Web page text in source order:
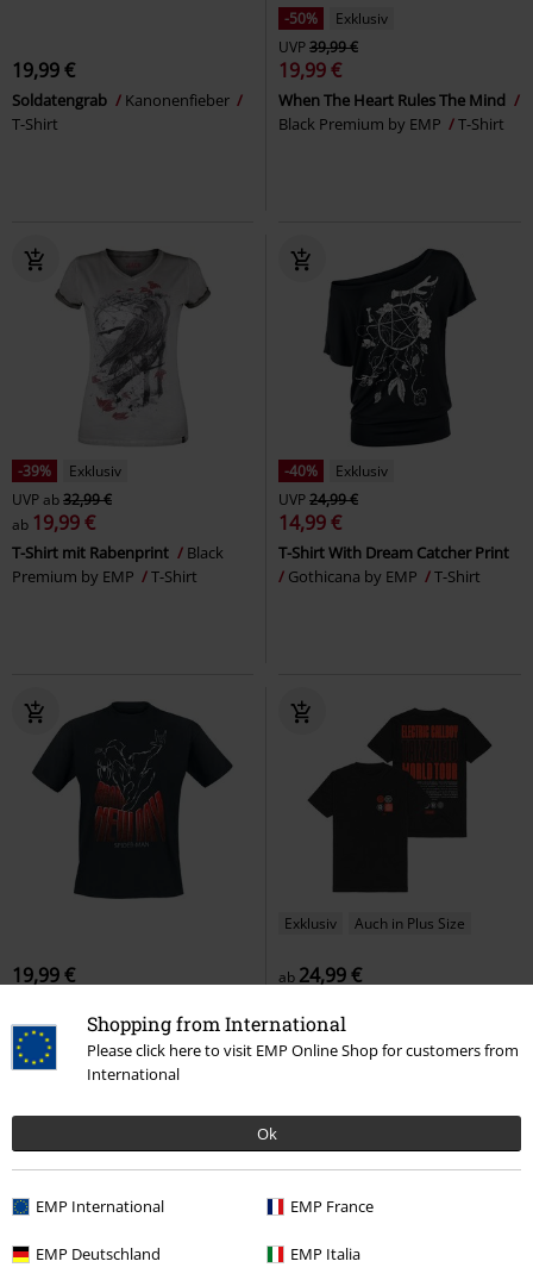
Shopping from International
Please click here to visit EMP Online Shop for customers from
International
Ok
EMP International EMP France
EMP Deutschland EMP Italia
19,99 €
Soldatengrab
Kanonenfieber
T-Shirt
-50%
Exklusiv
UVP39,99 €
19,99 €
When The Heart Rules The Mind
Black Premium by EMP
T-Shirt
-39%
Exklusiv
UVPab32,99 €
ab 19,99 €
T-Shirt mit Rabenprint
Black
Premium by EMP
T-Shirt
-40%
Exklusiv
UVP24,99 €
14,99 €
T-Shirt With Dream Catcher Print
Gothicana by EMP
T-Shirt
19,99 €
Spider-Man
T-Shirt
Exklusiv Auch in Plus Size
ab 24,99 €
Callboy